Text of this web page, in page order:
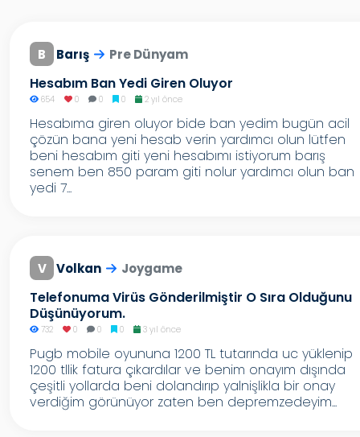
B Barış Pre Dünyam
Hesabım Ban Yedi Giren Oluyor
654 0 0 0 2 yıl önce
Hesabıma giren oluyor bide ban yedim bugün acil
çözün bana yeni hesab verin yardımcı olun lütfen
beni hesabım giti yeni hesabımı istiyorum barış
senem ben 850 param giti nolur yardımcı olun ban
yedi 7...
V Volkan Joygame
Telefonuma Virüs Gönderilmiştir O Sıra Olduğunu
Düşünüyorum.
732 0 0 0 3 yıl önce
Pugb mobile oyununa 1200 TL tutarında uc yüklenip
1200 tllik fatura çıkardılar ve benim onayım dışında
çeşitli yollarda beni dolandırıp yalnişlikla bir onay
verdiğim görünüyor zaten ben depremzedeyim...